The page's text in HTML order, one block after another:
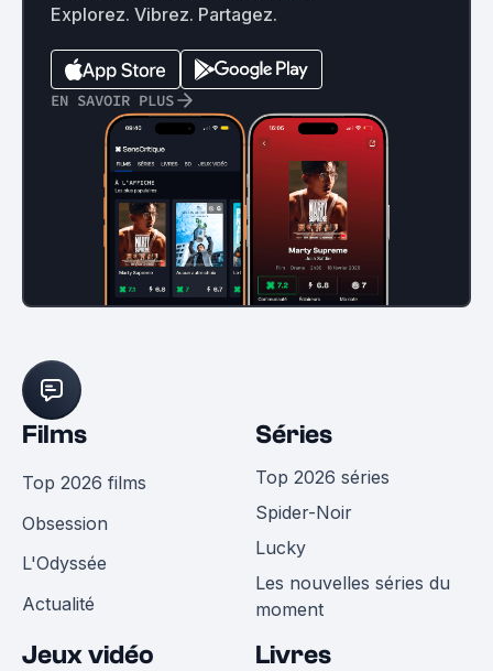
Explorez. Vibrez. Partagez.
EN SAVOIR PLUS
Films
Top 2026 films
Obsession
L'Odyssée
Actualité
Séries
Top 2026 séries
Spider-Noir
Lucky
Les nouvelles séries du
moment
Jeux vidéo Livres